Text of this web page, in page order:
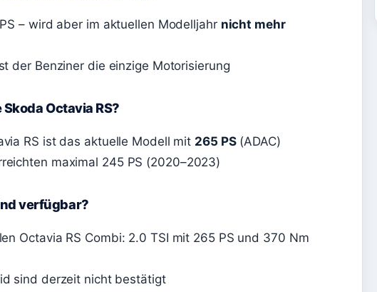
– wird aber im aktuellen Modelljahr nicht mehr
der Benziner die einzige Motorisierung
Octavia RS?
RS ist das aktuelle Modell mit 265 PS(ADAC)
maximal 245 PS (2020–2023)
verfügbar?
Octavia RS Combi: 2.0 TSI mit 265 PS und 370 Nm
sind derzeit nicht bestätigt